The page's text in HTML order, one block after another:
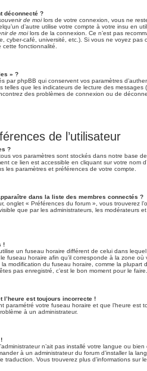
déconnecté ?
de moilors de votre connexion, vous ne
d’autre utilise votre compte à votre insu en
de moilors de la connexion. Ce n’est pas
cyber-café, université, etc.). Si vous ne voyez pas
fonctionnalité.
» ?
par phpBB qui conservent vos paramètres
telles que les indicateurs de lecture des
des problèmes de connexion ou de
de l’utilisateur
?
vos paramètres sont stockés dans notre base
ce lien est accessible en cliquant sur votre nom
les paramètres et préférences de votre compte.
dans la liste des membres connectés ?
onglet « Préférences du forum », vous trouverez
que par les administrateurs, les modérateurs
!
un fuseau horaire différent de celui dans
fuseau horaire afin qu’il corresponde à la zone
modification du fuseau horaire, comme la plupart
pas enregistré, c’est le bon moment pour le faire.
l’heure est toujours incorrecte !
paramétré votre fuseau horaire et que l’heure est
à un administrateur.
n’ait pas installé votre langue ou
à un administrateur du forum d’installer la
traduction. Vous trouverez plus d’informations sur